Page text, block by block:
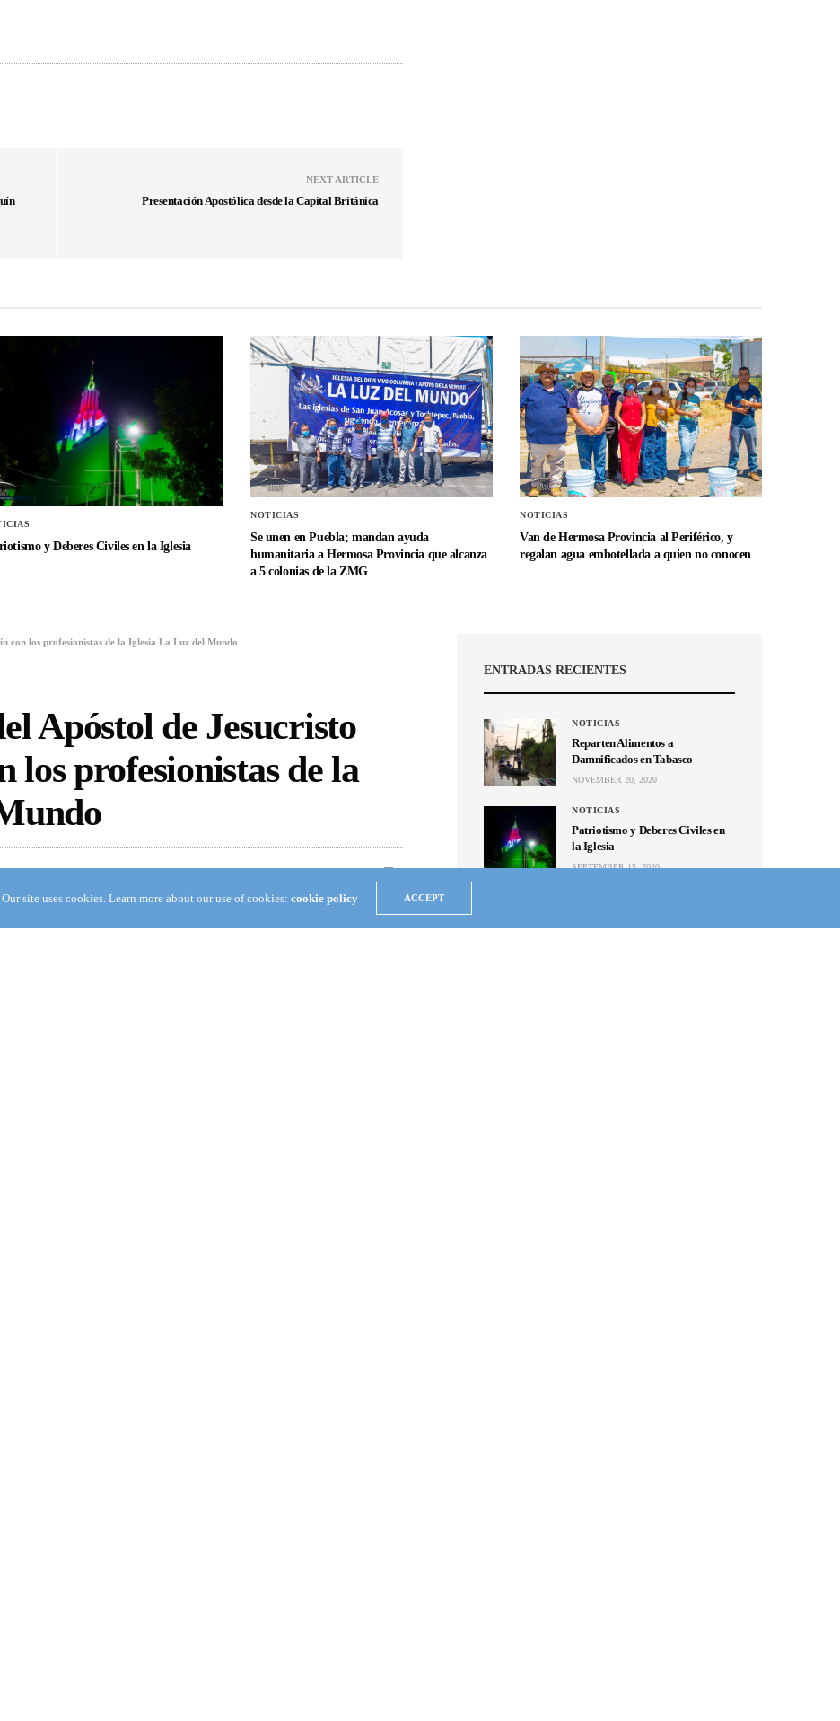
NEXT ARTICLE
Presentación Apostólica desde la Capital Británica
y Deberes Civiles en la Iglesia
NOTICIAS
Se unen en Puebla; mandan ayuda
humanitaria a Hermosa Provincia que alcanza
a 5 colonias de la ZMG
NOTICIAS
Van de Hermosa Provincia al Periférico, y
regalan agua embotellada a quien no conocen
con los profesionistas de la Iglesia La Luz del Mundo
Apóstol de Jesucristo
los profesionistas de la
2
ENTRADAS RECIENTES
NOTICIAS
Reparten Alimentos a
Damnificados en Tabasco
NOVEMBER 20, 2020
NOTICIAS
Patriotismo y Deberes Civiles en
la Iglesia
SEPTEMBER 15, 2020
Our site uses cookies. Learn more about our use of cookies:cookie policy ACCEPT